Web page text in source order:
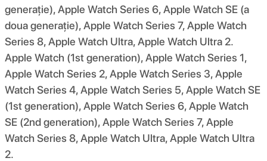
generație), Apple Watch Series 6, Apple Watch SE (a
doua generație), Apple Watch Series 7, Apple Watch
Series 8, Apple Watch Ultra, Apple Watch Ultra 2.
Apple Watch (1st generation), Apple Watch Series 1,
Apple Watch Series 2, Apple Watch Series 3, Apple
Watch Series 4, Apple Watch Series 5, Apple Watch SE
(1st generation), Apple Watch Series 6, Apple Watch
SE (2nd generation), Apple Watch Series 7, Apple
Watch Series 8, Apple Watch Ultra, Apple Watch Ultra
2.